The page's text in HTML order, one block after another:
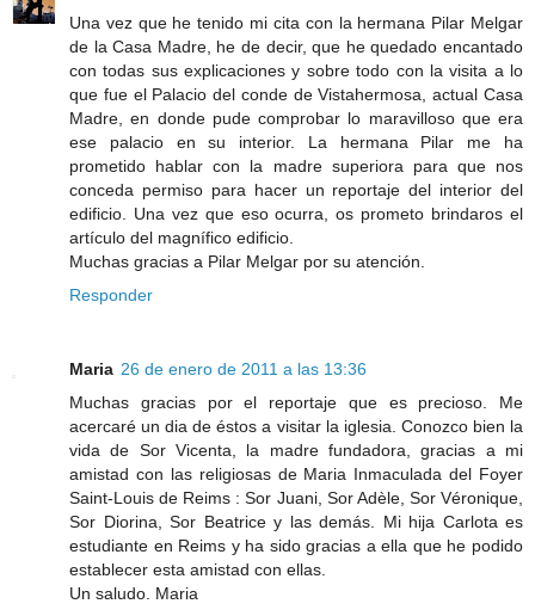
Una vez que he tenido mi cita con la hermana Pilar Melgar
de la Casa Madre, he de decir, que he quedado encantado
con todas sus explicaciones y sobre todo con la visita a lo
que fue el Palacio del conde de Vistahermosa, actual Casa
Madre, en donde pude comprobar lo maravilloso que era
ese palacio en su interior. La hermana Pilar me ha
prometido hablar con la madre superiora para que nos
conceda permiso para hacer un reportaje del interior del
edificio. Una vez que eso ocurra, os prometo brindaros el
artículo del magnífico edificio.
Muchas gracias a Pilar Melgar por su atención.
Responder
Maria 26 de enero de 2011 a las 13:36
Muchas gracias por el reportaje que es precioso. Me
acercaré un dia de éstos a visitar la iglesia. Conozco bien la
vida de Sor Vicenta, la madre fundadora, gracias a mi
amistad con las religiosas de Maria Inmaculada del Foyer
Saint-Louis de Reims : Sor Juani, Sor Adèle, Sor Véronique,
Sor Diorina, Sor Beatrice y las demás. Mi hija Carlota es
estudiante en Reims y ha sido gracias a ella que he podido
establecer esta amistad con ellas.
Un saludo. Maria